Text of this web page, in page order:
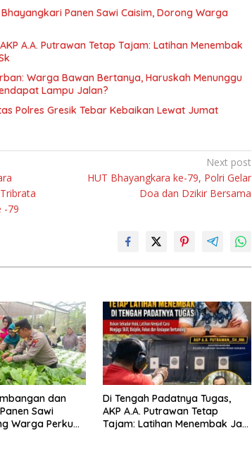
Panen Sawi Caisim, Dorong Warga
A.A. Putrawan Tetap Tajam: Latihan Menembak
Warga Bawan Bertanya, Haruskah Menunggu
Lampu Jalan?
Polres Gresik Tebar Kebaikan Lewat Jumat
-79
Next post
HUT Bhayangkara ke-79, Polri Gelar
Doa dan Dzikir Bersama
dan
Sawi
Warga Perkuat
Di Tengah Padatnya Tugas,
AKP A.A. Putrawan Tetap
Tajam: Latihan Menembak Jadi